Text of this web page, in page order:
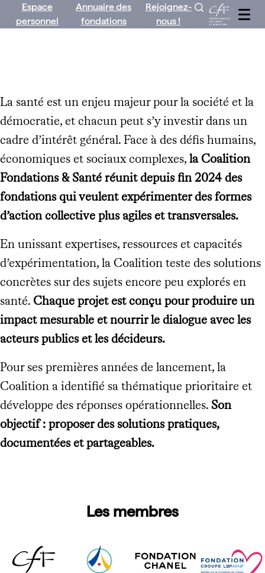
Espace
personnel
Annuaire des
fondations
Rejoignez-
nous !
La santé est un enjeu majeur pour la société et la
démocratie, et chacun peut s’y investir dans un
cadre d’intérêt général. Face à des défis humains,
économiques et sociaux complexes, la Coalition
Fondations & Santé réunit depuis fin 2024 des
fondations qui veulent expérimenter des formes
d’action collective plus agiles et transversales.
En unissant expertises, ressources et capacités
d’expérimentation, la Coalition teste des solutions
concrètes sur des sujets encore peu explorés en
santé. Chaque projet est conçu pour produire un
impact mesurable et nourrir le dialogue avec les
acteurs publics et les décideurs.
Pour ses premières années de lancement, la
Coalition a identifié sa thématique prioritaire et
développe des réponses opérationnelles. Son
objectif : proposer des solutions pratiques,
documentées et partageables.
Les membres